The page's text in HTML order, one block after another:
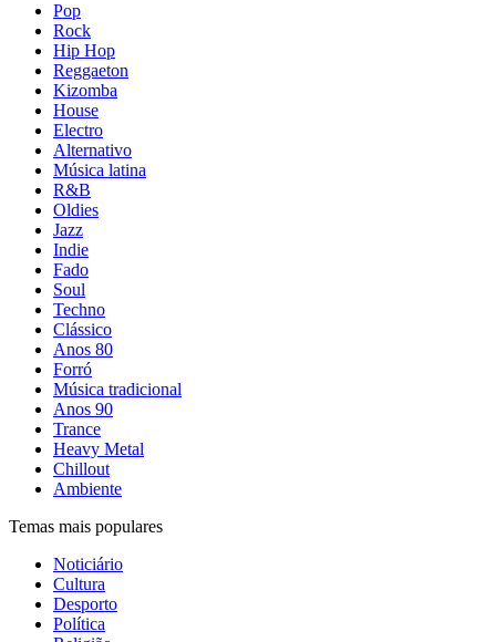
Pop
Rock
Hip Hop
Reggaeton
Kizomba
House
Electro
Alternativo
Música latina
R&B
Oldies
Jazz
Indie
Fado
Soul
Techno
Clássico
Anos 80
Forró
Música tradicional
Anos 90
Trance
Heavy Metal
Chillout
Ambiente
Temas mais populares
Noticiário
Cultura
Desporto
Política